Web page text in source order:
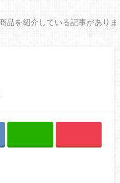
品を紹介している記事がありま